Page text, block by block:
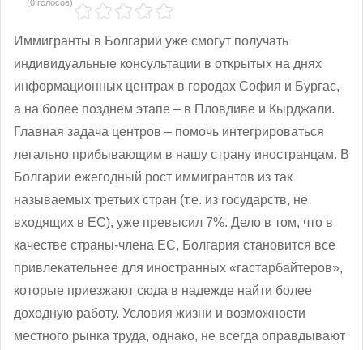
(0 голосов)
Иммигранты в Болгарии уже смогут получать
индивидуальные консультации в открытых на днях
информационных центрах в городах София и Бургас,
а на более позднем этапе – в Пловдиве и Кырджали.
Главная задача центров – помочь интегрироваться
легально прибывающим в нашу страну иностранцам. В
Болгарии ежегодный рост иммигрантов из так
называемых третьих стран (т.е. из государств, не
входящих в ЕС), уже превысил 7%. Дело в том, что в
качестве страны-члена ЕС, Болгария становится все
привлекательнее для иностранных «гастарбайтеров»,
которые приезжают сюда в надежде найти более
доходную работу. Условия жизни и возможности
местного рынка труда, однако, не всегда оправдывают